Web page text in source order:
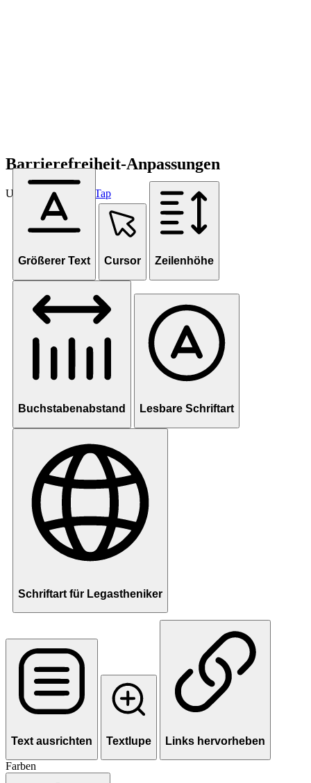
Barrierefreiheit-Anpassungen
Unterstützt von OneTap
Größerer Text Cursor Zeilenhöhe
Buchstabenabstand Lesbare Schriftart
Schriftart für Legastheniker
Text ausrichten Textlupe Links hervorheben
Farben